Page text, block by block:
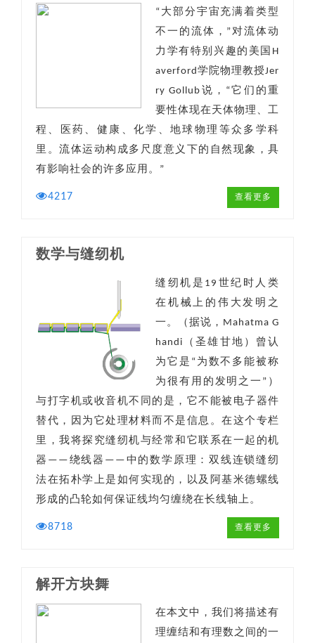
“大部分宇宙充满着类型
不一的流体，”对流体动
力学有特别兴趣的美国H
averford学院物理教授Jer
ry Gollub说，“它们的重
要性体现在天体物理、工
程、医药、健康、化学、地球物理等众多学科
里。流体运动构成多尺度意义下的自然现象，具
有影响社会的许多应用。”
4217 查看更多
数学与缝纫机
缝纫机是19世纪时人类
在机械上的伟大发明之
一。（据说，Mahatma G
handi（圣雄甘地）曾认
为它是“为数不多能被称
为很有用的发明之一”）
与打字机或收音机不同的是，它不能被电子器件
替代，因为它处理材料而不是信息。在这个专栏
里，我将探究缝纫机与经常和它联系在一起的机
器——绕线器——中的数学原理：双线连锁缝纫
法在拓朴学上是如何实现的，以及阿基米德螺线
形成的凸轮如何保证线均匀缠绕在长线轴上。
8718 查看更多
解开方块舞
在本文中，我们将描述有
理缠结和有理数之间的一